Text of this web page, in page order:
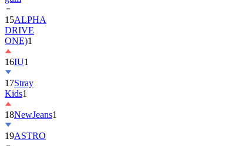
DRIVE
ONE)1
16IU1
17Stray
Kids
18NewJeans
19ASTRO
20Hearts2Hearts